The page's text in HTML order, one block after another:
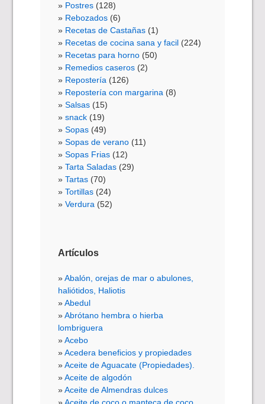
Postres (128)
Rebozados (6)
Recetas de Castañas (1)
Recetas de cocina sana y facil (224)
Recetas para horno (50)
Remedios caseros (2)
Repostería (126)
Repostería con margarina (8)
Salsas (15)
snack (19)
Sopas (49)
Sopas de verano (11)
Sopas Frias (12)
Tarta Saladas (29)
Tartas (70)
Tortillas (24)
Verdura (52)
Artículos
Abalón, orejas de mar o abulones,
haliótidos, Haliotis
Abedul
Abrótano hembra o hierba
lombriguera
Acebo
Acedera beneficios y propiedades
Aceite de Aguacate (Propiedades).
Aceite de algodón
Aceite de Almendras dulces